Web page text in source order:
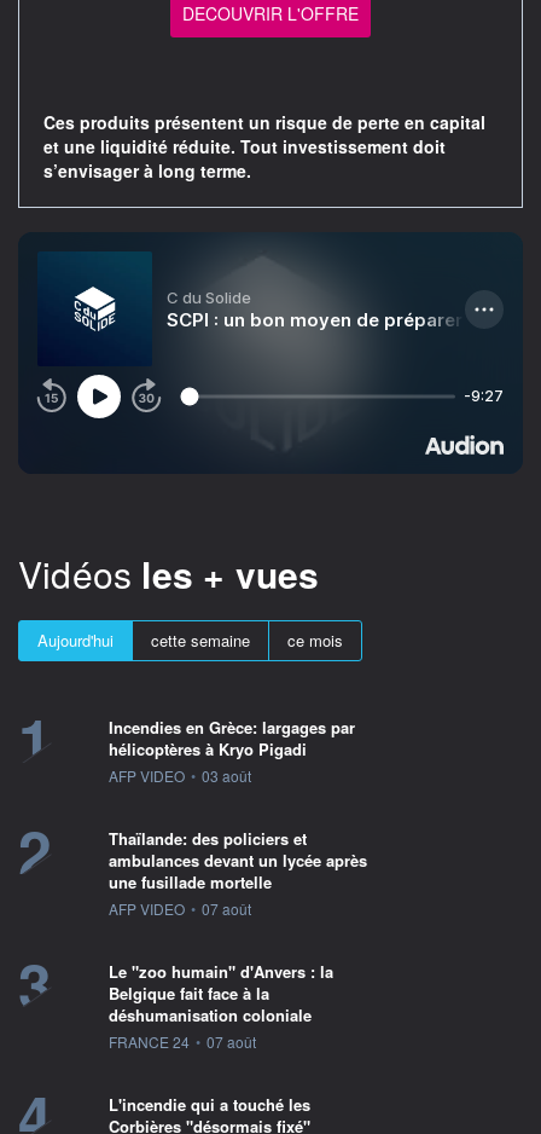
DECOUVRIR L'OFFRE
Ces produits présentent un risque de perte en capital
et une liquidité réduite. Tout investissement doit
s’envisager à long terme.
Vidéos les + vues
Aujourd'hui cette semaine ce mois
1
Incendies en Grèce: largages par
hélicoptères à Kryo Pigadi
information fournie par
AFP VIDEO • 03 août
2
Thaïlande: des policiers et
ambulances devant un lycée après
une fusillade mortelle
information fournie par
AFP VIDEO • 07 août
3
Le "zoo humain" d'Anvers : la
Belgique fait face à la
déshumanisation coloniale
information fournie par
FRANCE 24 • 07 août
4
L'incendie qui a touché les
Corbières "désormais fixé"